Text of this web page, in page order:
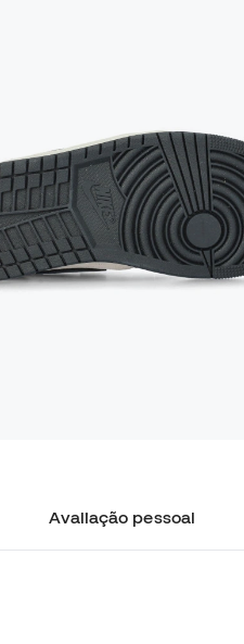
Avaliação pessoal